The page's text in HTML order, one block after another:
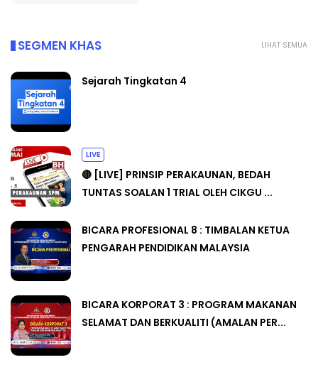
LIHAT SEMUA
SEGMEN KHAS
Sejarah Tingkatan 4
LIVE
🔴 [LIVE] PRINSIP PERAKAUNAN, BEDAH
TUNTAS SOALAN 1 TRIAL OLEH CIKGU ...
BICARA PROFESIONAL 8 : TIMBALAN KETUA
PENGARAH PENDIDIKAN MALAYSIA
BICARA KORPORAT 3 : PROGRAM MAKANAN
SELAMAT DAN BERKUALITI (AMALAN PER...